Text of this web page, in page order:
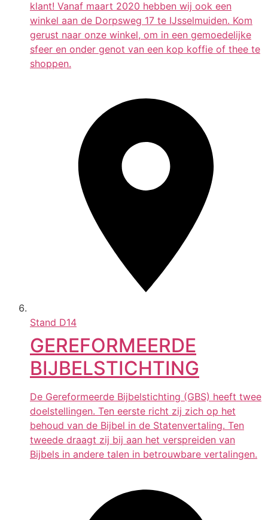
klant! Vanaf maart 2020 hebben wij ook een
winkel aan de Dorpsweg 17 te IJsselmuiden. Kom
gerust naar onze winkel, om in een gemoedelijke
sfeer en onder genot van een kop koffie of thee te
shoppen.
Stand D14
GEREFORMEERDE
BIJBELSTICHTING
De Gereformeerde Bijbelstichting (GBS) heeft twee
doelstellingen. Ten eerste richt zij zich op het
behoud van de Bijbel in de Statenvertaling. Ten
tweede draagt zij bij aan het verspreiden van
Bijbels in andere talen in betrouwbare vertalingen.